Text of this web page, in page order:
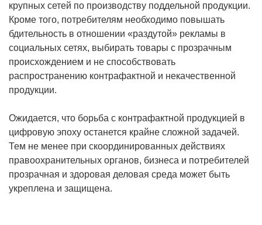
крупных сетей по производству поддельной продукции.
Кроме того, потребителям необходимо повышать
бдительность в отношении «раздутой» рекламы в
социальных сетях, выбирать товары с прозрачным
происхождением и не способствовать
распространению контрафактной и некачественной
продукции.
Ожидается, что борьба с контрафактной продукцией в
цифровую эпоху останется крайне сложной задачей.
Тем не менее при скоординированных действиях
правоохранительных органов, бизнеса и потребителей
прозрачная и здоровая деловая среда может быть
укреплена и защищена.